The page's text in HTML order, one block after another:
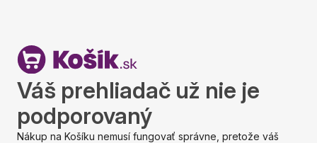
Váš prehliadač už nie je
podporovaný
Nákup na Košíku nemusí fungovať správne, pretože váš